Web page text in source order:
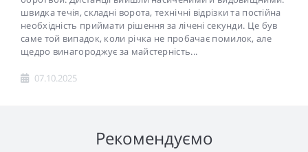
швидка течія, складні ворота, технічні відрізки та постійна
необхідність приймати рішення за лічені секунди. Це був
саме той випадок, коли річка не пробачає помилок, але
щедро винагороджує за майстерність...
07.10.2025
Рекомендуємо